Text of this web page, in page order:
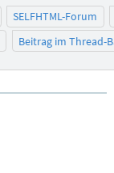
SELFHTML-Forum
Beitrag im Thread-